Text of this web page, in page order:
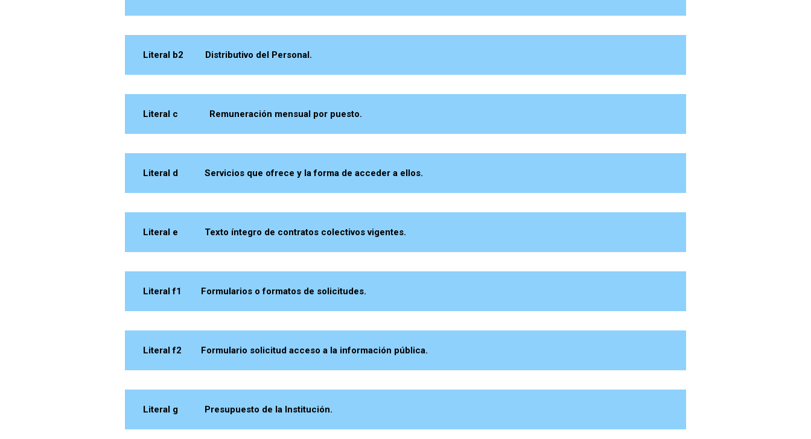
Literal b2 Distributivo del Personal.
Literal c Remuneración mensual por puesto.
Literal d Servicios que ofrece y la forma de acceder a ellos.
Literal e Texto íntegro de contratos colectivos vigentes.
Literal f1 Formularios o formatos de solicitudes.
Literal f2 Formulario solicitud acceso a la información pública.
Literal g Presupuesto de la Institución.